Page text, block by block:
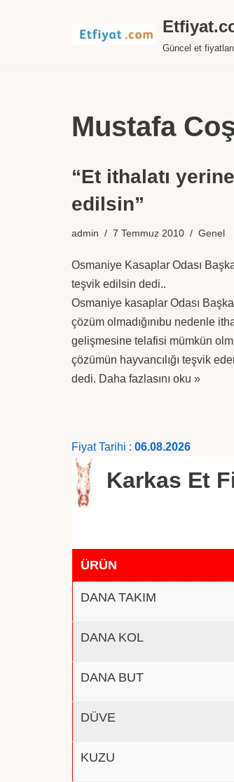
Güncel et fiyatları
Mustafa
“Et ithalatı
edilsin”
admin 7 Temmuz 2010 Genel
Osmaniye Kasaplar Odası
teşvik edilsin dedi..
Osmaniye kasaplar Odası
çözüm olmadığınıbu nedenle
gelişmesine telafisi mümkün
çözümün hayvancılığı teşvik
dedi. Daha fazlasını oku »
Fiyat Tarihi : 06.08.2026
Karkas Et
ÜRÜN
DANA TAKIM
DANA KOL
DANA BUT
DÜVE
KUZU